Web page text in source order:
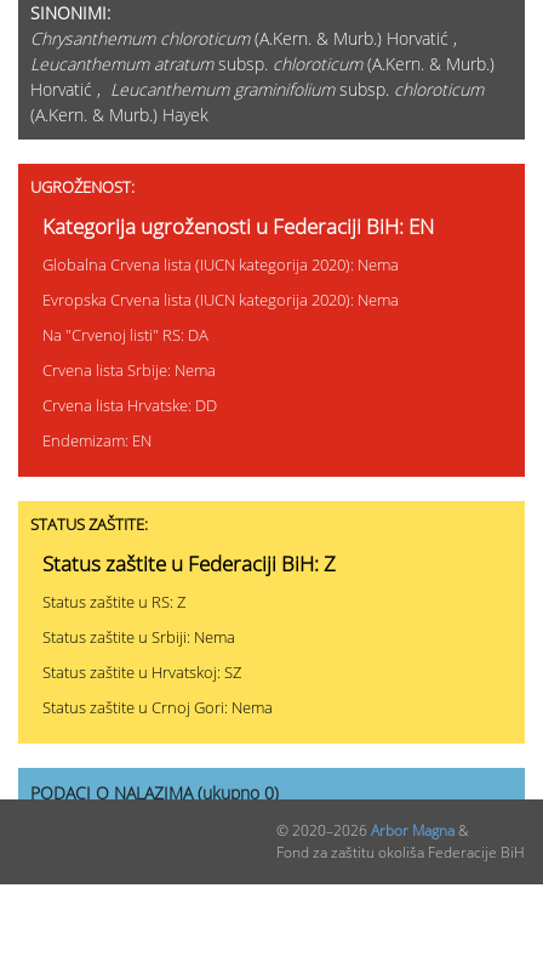
SINONIMI:
Chrysanthemum chloroticum(A.Kern. & Murb.) Horvatić ,
Leucanthemum atratumsubsp. chloroticum(A.Kern. & Murb.)
Horvatić , Leucanthemum graminifoliumsubsp. chloroticum
(A.Kern. & Murb.) Hayek
UGROŽENOST:
Kategorija ugroženosti u Federaciji BiH: EN
Globalna Crvena lista (IUCN kategorija 2020): Nema
Evropska Crvena lista (IUCN kategorija 2020): Nema
Na "Crvenoj listi" RS: DA
Crvena lista Srbije: Nema
Crvena lista Hrvatske: DD
Endemizam: EN
STATUS ZAŠTITE:
Status zaštite u Federaciji BiH: Z
Status zaštite u RS: Z
Status zaštite u Srbiji: Nema
Status zaštite u Hrvatskoj: SZ
Status zaštite u Crnoj Gori: Nema
PODACI O NALAZIMA (ukupno 0)
© 2020–2026 Arbor Magna&
Fond za zaštitu okoliša Federacije BiH